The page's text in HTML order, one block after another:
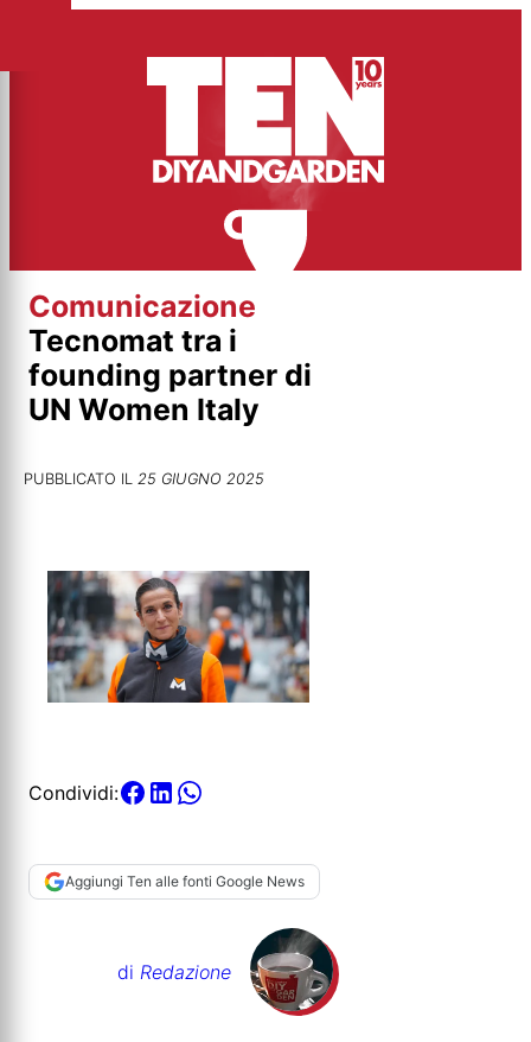
contenuto
Comunicazione
Tecnomat tra i
founding partner di
UN Women Italy
PUBBLICATO IL 25 GIUGNO 2025
Condividi:
Aggiungi Ten alle fonti Google News
di Redazione